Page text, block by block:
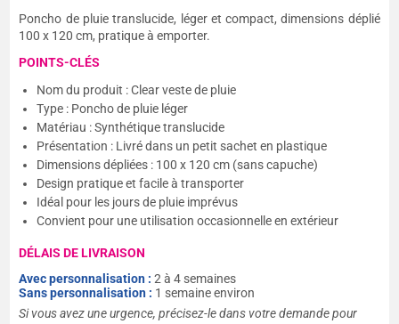
Poncho de pluie translucide, léger et compact, dimensions déplié
100 x 120 cm, pratique à emporter.
POINTS-CLÉS
Nom du produit : Clear veste de pluie
Type : Poncho de pluie léger
Matériau : Synthétique translucide
Présentation : Livré dans un petit sachet en plastique
Dimensions dépliées : 100 x 120 cm (sans capuche)
Design pratique et facile à transporter
Idéal pour les jours de pluie imprévus
Convient pour une utilisation occasionnelle en extérieur
DÉLAIS DE LIVRAISON
Avec personnalisation :2 à 4 semaines
Sans personnalisation : 1 semaine environ
Si vous avez une urgence, précisez-le dans votre demande pour